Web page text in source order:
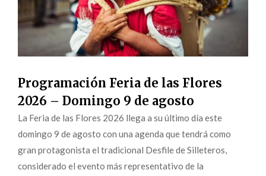
Programación Feria de las Flores
2026 – Domingo 9 de agosto
La Feria de las Flores 2026 llega a su último día este
domingo 9 de agosto con una agenda que tendrá como
gran protagonista el tradicional Desfile de Silleteros,
considerado el evento más representativo de la